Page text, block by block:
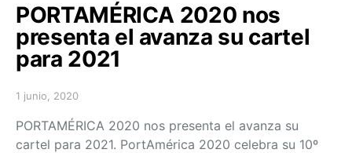
PORTAMÉRICA 2020 nos
presenta el avanza su cartel
para 2021
Posted on
1 junio, 2020
PORTAMÉRICA 2020 nos presenta el avanza su
cartel para 2021. PortAmérica 2020 celebra su 10º